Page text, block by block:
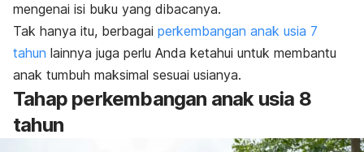
mengenai isi buku yang dibacanya.
Tak hanya itu, berbagai perkembangan anak usia 7
tahun lainnya juga perlu Anda ketahui untuk membantu
anak tumbuh maksimal sesuai usianya.
Tahap perkembangan anak usia 8
tahun